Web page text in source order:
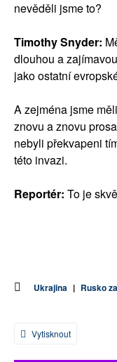
nevěděli jsme to?
Timothy Snyder:
dlouhou a
jako ostatní
A zejména jsme
znovu a znovu
nebyli překvapeni
této invazi.
Reportér: To je
Ukrajina | Rusko
Vytisknout